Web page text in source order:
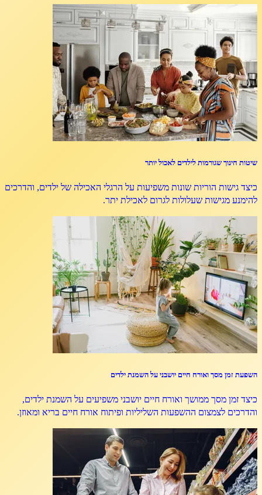
שיטות חינוך שגורמות לילדים לאכול יותר
כיצד גישות הוריות שונות משפיעות על הרגלי האכילה של ילדים, והדרכים
להימנע מגישות שעלולות לגרום לאכילת יתר.
השפעת זמן מסך ואורח חיים יושבני על השמנת ילדים
כיצד זמן מסך ממושך ואורח חיים יושבני משפיעים על השמנת ילדים,
והדרכים לצמצום ההשפעות השליליות ופיתוח אורח חיים בריא ומאוזן.